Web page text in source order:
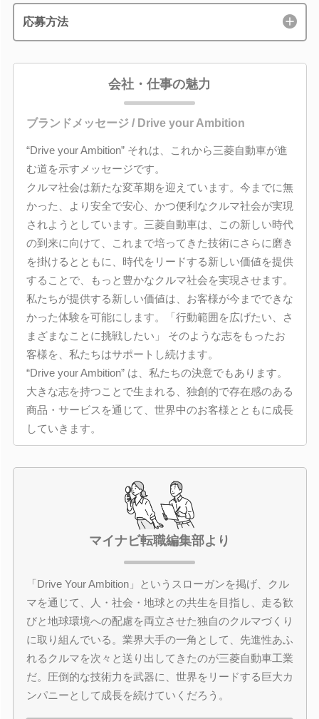
応募方法
会社・仕事の魅力
ブランドメッセージ / Drive your Ambition
“Drive your Ambition” それは、これから三菱自動車が進
む道を示すメッセージです。
クルマ社会は新たな変革期を迎えています。今までに無
かった、より安全で安心、かつ便利なクルマ社会が実現
されようとしています。三菱自動車は、この新しい時代
の到来に向けて、これまで培ってきた技術にさらに磨き
を掛けるとともに、時代をリードする新しい価値を提供
することで、もっと豊かなクルマ社会を実現させます。
私たちが提供する新しい価値は、お客様が今までできな
かった体験を可能にします。「行動範囲を広げたい、さ
まざまなことに挑戦したい」 そのような志をもったお
客様を、私たちはサポートし続けます。
“Drive your Ambition” は、私たちの決意でもあります。
大きな志を持つことで生まれる、独創的で存在感のある
商品・サービスを通じて、世界中のお客様とともに成長
していきます。
マイナビ転職編集部より
「Drive Your Ambition」というスローガンを掲げ、クル
マを通じて、人・社会・地球との共生を目指し、走る歓
びと地球環境への配慮を両立させた独自のクルマづくり
に取り組んでいる。業界大手の一角として、先進性あふ
れるクルマを次々と送り出してきたのが三菱自動車工業
だ。圧倒的な技術力を武器に、世界をリードする巨大カ
ンパニーとして成長を続けていくだろう。